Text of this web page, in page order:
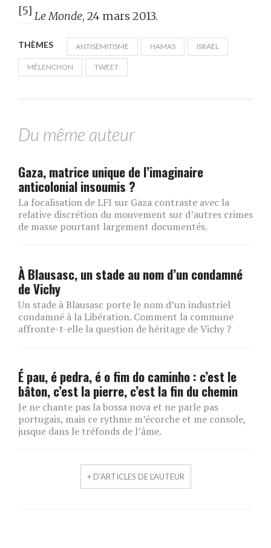
[5] Le Monde, 24 mars 2013.
THÈMES ANTISÉMITISME HAMAS ISRAËL
MÉLENCHON TWEET
Du même auteur
Gaza, matrice unique de l’imaginaire
anticolonial insoumis ?
La focalisation de LFI sur Gaza contraste avec la
relative discrétion du mouvement sur d’autres crimes
de masse pourtant largement documentés.
À Blausasc, un stade au nom d’un condamné
de Vichy
Un stade à Blausasc porte le nom d’un industriel
condamné à la Libération. Comment la commune
affronte-t-elle la question de héritage de Vichy ?
É pau, é pedra, é o fim do caminho : c’est le
bâton, c’est la pierre, c’est la fin du chemin
Je ne chante pas la bossa nova et ne parle pas
portugais, mais ce rythme m’écorche et me console,
jusque dans le tréfonds de l’âme.
+ D'ARTICLES DE L'AUTEUR